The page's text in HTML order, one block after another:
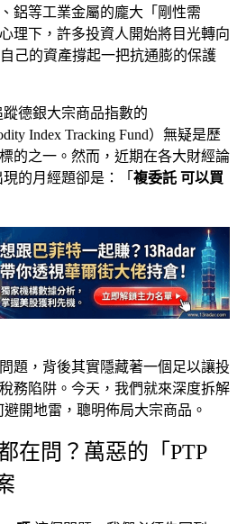
鋁等工業金屬的龐大「剛性需
理下，許多投資人開始將目光轉向
己的資產撐起一把抗通膨的保護
德銀大宗商品指數的
Index Tracking Fund）無疑是歷
的之一。然而，近期在各大財經論
的月經題卻是：「 複委託 可以買
題，背後其實隱藏著一個足以讓投
務陷阱。今天，我們就來深度拆解
開地雷，聰明佈局大宗商品。
在問？萬惡的「PTP